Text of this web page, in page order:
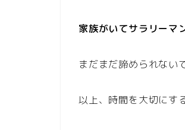
家族がいてサラリーマ
まだまだ諦められない
以上、時間を大切にす